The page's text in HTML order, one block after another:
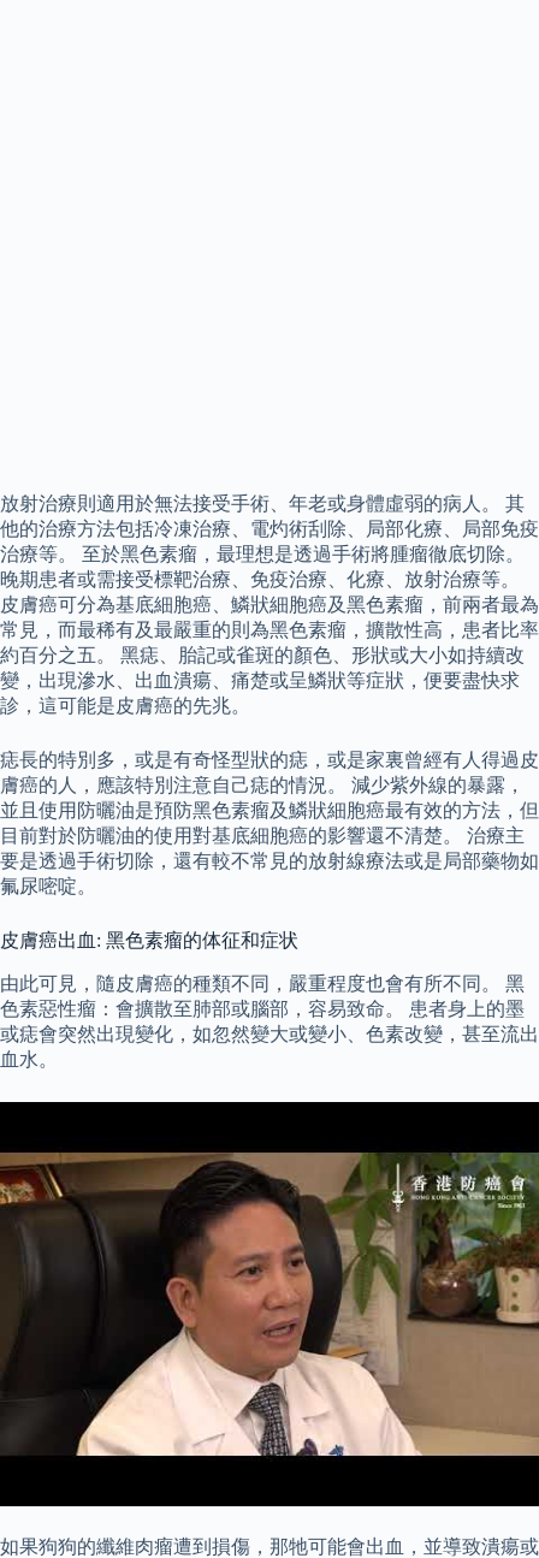
放射治療則適用於無法接受手術、年老或身體虛弱的病人。 其
他的治療方法包括冷凍治療、電灼術刮除、局部化療、局部免疫
治療等。 至於黑色素瘤，最理想是透過手術將腫瘤徹底切除。
晚期患者或需接受標靶治療、免疫治療、化療、放射治療等。
皮膚癌可分為基底細胞癌、鱗狀細胞癌及黑色素瘤，前兩者最為
常見，而最稀有及最嚴重的則為黑色素瘤，擴散性高，患者比率
約百分之五。 黑痣、胎記或雀斑的顏色、形狀或大小如持續改
變，出現滲水、出血潰瘍、痛楚或呈鱗狀等症狀，便要盡快求
診，這可能是皮膚癌的先兆。
痣長的特別多，或是有奇怪型狀的痣，或是家裏曾經有人得過皮
膚癌的人，應該特別注意自己痣的情況。 減少紫外線的暴露，
並且使用防曬油是預防黑色素瘤及鱗狀細胞癌最有效的方法，但
目前對於防曬油的使用對基底細胞癌的影響還不清楚。 治療主
要是透過手術切除，還有較不常見的放射線療法或是局部藥物如
氟尿嘧啶。
皮膚癌出血: 黑色素瘤的体征和症状
由此可見，隨皮膚癌的種類不同，嚴重程度也會有所不同。 黑
色素惡性瘤：會擴散至肺部或腦部，容易致命。 患者身上的墨
或痣會突然出現變化，如忽然變大或變小、色素改變，甚至流出
血水。
如果狗狗的纖維肉瘤遭到損傷，那牠可能會出血，並導致潰瘍或